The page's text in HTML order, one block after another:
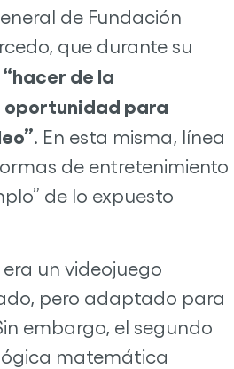
de Fundación
que durante su
“hacer de la
para
. En esta misma, línea
de entretenimiento
de lo expuesto
un videojuego
pero adaptado para
embargo, el segundo
matemática